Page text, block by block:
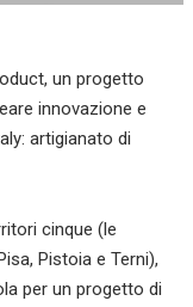
un progetto
innovazione e
artigianato di
cinque (le
Pistoia e Terni),
per un progetto di